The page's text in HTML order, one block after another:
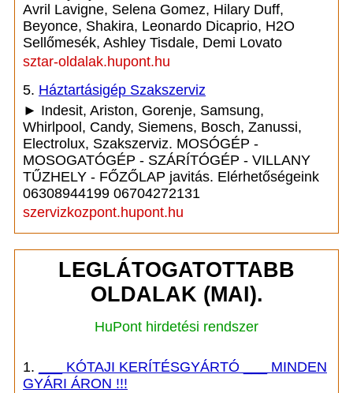
Avril Lavigne, Selena Gomez, Hilary Duff,
Beyonce, Shakira, Leonardo Dicaprio, H2O
Sellőmesék, Ashley Tisdale, Demi Lovato
sztar-oldalak.hupont.hu
5. Háztartásigép Szakszerviz
► Indesit, Ariston, Gorenje, Samsung,
Whirlpool, Candy, Siemens, Bosch, Zanussi,
Electrolux, Szakszerviz. MOSÓGÉP -
MOSOGATÓGÉP - SZÁRÍTÓGÉP - VILLANY
TŰZHELY - FŐZŐLAP javitás. Elérhetőségeink
06308944199 06704272131
szervizkozpont.hupont.hu
LEGLÁTOGATOTTABB
OLDALAK (MAI).
HuPont hirdetési rendszer
1.
___ KÓTAJI KERÍTÉSGYÁRTÓ ___ MINDEN
GYÁRI ÁRON !!!